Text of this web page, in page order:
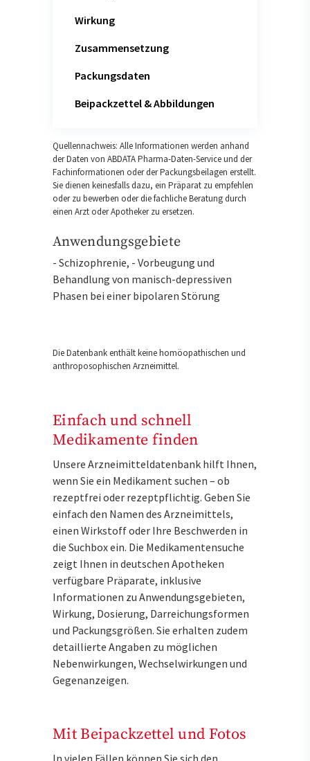
Wirkung
Zusammensetzung
Packungsdaten
Beipackzettel & Abbildungen
Quellennachweis: Alle Informationen werden anhand
der Daten von ABDATA Pharma-Daten-Service und der
Fachinformationen oder der Packungsbeilagen erstellt.
Sie dienen keinesfalls dazu, ein Präparat zu empfehlen
oder zu bewerben oder die fachliche Beratung durch
einen Arzt oder Apotheker zu ersetzen.
Anwendungsgebiete
- Schizophrenie, - Vorbeugung und
Behandlung von manisch-depressiven
Phasen bei einer bipolaren Störung
Die Datenbank enthält keine homöopathischen und
anthroposophischen Arzneimittel.
Einfach und schnell
Medikamente finden
Unsere Arzneimitteldatenbank hilft Ihnen,
wenn Sie ein Medikament suchen – ob
rezeptfrei oder rezeptpflichtig. Geben Sie
einfach den Namen des Arzneimittels,
einen Wirkstoff oder Ihre Beschwerden in
die Suchbox ein. Die Medikamentensuche
zeigt Ihnen in deutschen Apotheken
verfügbare Präparate, inklusive
Informationen zu Anwendungsgebieten,
Wirkung, Dosierung, Darreichungsformen
und Packungsgrößen. Sie erhalten zudem
detaillierte Angaben zu möglichen
Nebenwirkungen, Wechselwirkungen und
Gegenanzeigen.
Mit Beipackzettel und Fotos
In vielen Fällen können Sie sich den